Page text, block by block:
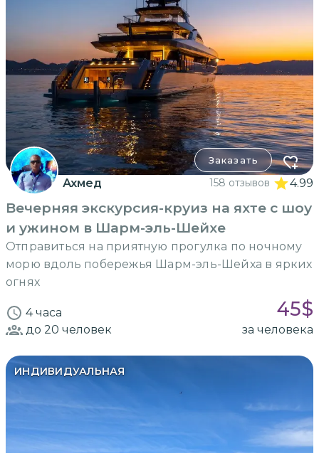
Заказать
Ахмед 158 отзывов 4.99
Вечерняя экскурсия-круиз на яхте с шоу
и ужином в Шарм-эль-Шейхе
Отправиться на приятную прогулка по ночному
морю вдоль побережья Шарм-эль-Шейха в ярких
огнях
4 часа 45$
до 20 человек за человека
ИНДИВИДУАЛЬНАЯ